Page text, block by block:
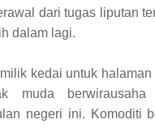
dari tugas liputan
dalam lagi.
kedai untuk
muda
negeri ini. Komoditi